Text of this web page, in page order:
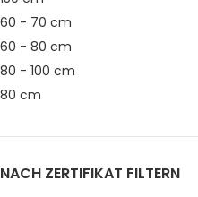
60 - 70 cm
60 - 80 cm
80 - 100 cm
80 cm
NACH ZERTIFIKAT FILTERN